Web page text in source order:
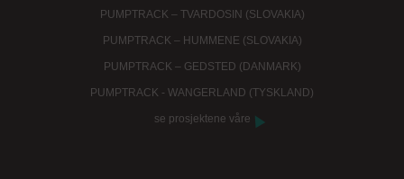
PUMPTRACK – TVARDOSIN (SLOVAKIA)
PUMPTRACK – HUMMENE (SLOVAKIA)
PUMPTRACK – GEDSTED (DANMARK)
PUMPTRACK - WANGERLAND (TYSKLAND)
se prosjektene våre